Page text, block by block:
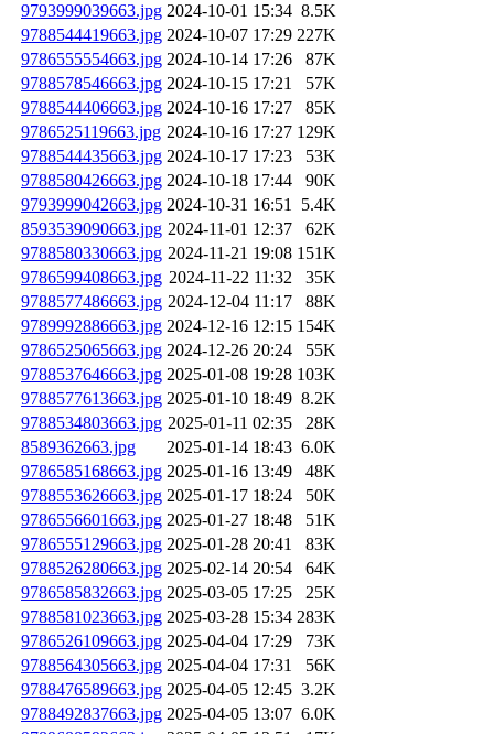
9793999039663.jpg 2024-10-01 15:34 8.5K
9788544419663.jpg 2024-10-07 17:29 227K
9786555554663.jpg 2024-10-14 17:26
87K
9788578546663.jpg 2024-10-15 17:21
57K
9788544406663.jpg 2024-10-16 17:27
85K
9786525119663.jpg 2024-10-16 17:27 129K
9788544435663.jpg 2024-10-17 17:23
53K
9788580426663.jpg 2024-10-18 17:44
90K
9793999042663.jpg 2024-10-31 16:51 5.4K
8593539090663.jpg 2024-11-01 12:37
62K
9788580330663.jpg 2024-11-21 19:08 151K
9786599408663.jpg 2024-11-22 11:32
35K
9788577486663.jpg 2024-12-04 11:17
88K
9789992886663.jpg 2024-12-16 12:15 154K
9786525065663.jpg 2024-12-26 20:24
55K
9788537646663.jpg 2025-01-08 19:28 103K
9788577613663.jpg 2025-01-10 18:49 8.2K
9788534803663.jpg 2025-01-11 02:35
28K
8589362663.jpg
2025-01-14 18:43 6.0K
9786585168663.jpg 2025-01-16 13:49
48K
9788553626663.jpg 2025-01-17 18:24
50K
9786556601663.jpg 2025-01-27 18:48
51K
9786555129663.jpg 2025-01-28 20:41
83K
9788526280663.jpg 2025-02-14 20:54
64K
9786585832663.jpg 2025-03-05 17:25
25K
9788581023663.jpg 2025-03-28 15:34 283K
9786526109663.jpg 2025-04-04 17:29
73K
9788564305663.jpg 2025-04-04 17:31
56K
9788476589663.jpg 2025-04-05 12:45 3.2K
9788492837663.jpg 2025-04-05 13:07 6.0K